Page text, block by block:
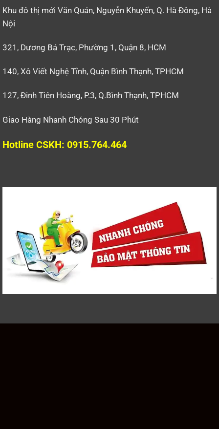
Khu đô thị mới Văn Quán, Nguyễn Khuyến, Q. Hà Đông, Hà
Nội
321, Dương Bá Trạc, Phường 1, Quận 8, HCM
140, Xô Viết Nghệ Tĩnh, Quận Bình Thạnh, TPHCM
127, Đinh Tiên Hoàng, P.3, Q.Bình Thạnh, TPHCM
Giao Hàng Nhanh Chóng Sau 30 Phút
Hotline CSKH: 0915.764.464